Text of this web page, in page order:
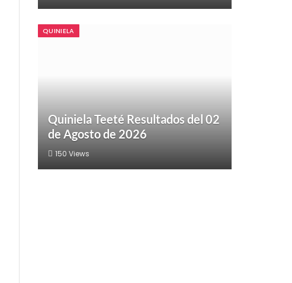
QUINIELA
Quiniela Teeté Resultados del 02
de Agosto de 2026
150 Views